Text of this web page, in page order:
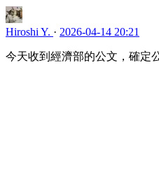
Hiroshi Y. · 2026-04-14 20:21
今天收到經濟部的公文，確定